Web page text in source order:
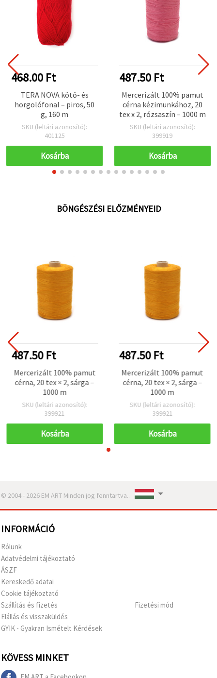
468.00 Ft
TERA NOVA kötő- és
horgolófonal – piros, 50
g, 160 m
SKU (leltári azonosító):
401125
Kosárba
487.50 Ft
Mercerizált 100% pamut
cérna kézimunkához, 20
tex x 2, rózsaszín – 1000 m
SKU (leltári azonosító):
399919
Kosárba
BÖNGÉSZÉSI ELŐZMÉNYEID
487.50 Ft
Mercerizált 100% pamut
cérna, 20 tex × 2, sárga –
1000 m
SKU (leltári azonosító):
399921
Kosárba
487.50 Ft
Mercerizált 100% pamut
cérna, 20 tex × 2, sárga –
1000 m
SKU (leltári azonosító):
399921
Kosárba
© 2004 - 2026 EM ART Minden jog fenntartva..
INFORMÁCIÓ
Rólunk
Adatvédelmi tájékoztató
ÁSZF
Kereskedő adatai
Cookie tájékoztató
Szállítás és fizetés
Elállás és visszaküldés
GYIK - Gyakran Ismételt Kérdések
Fizetési mód
KÖVESS MINKET